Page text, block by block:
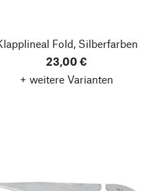
Fold, Silberfarben
23,00 €
+ weitere Varianten